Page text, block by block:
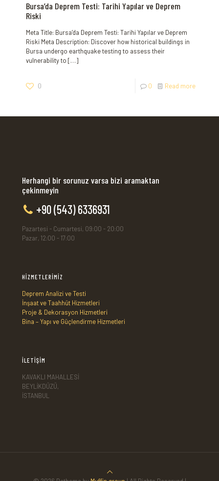
Bursa’da Deprem Testi: Tarihi Yapılar ve Deprem
Riski
Meta Title: Bursa’da Deprem Testi: Tarihi Yapılar ve Deprem
Riski Meta ‍Description: Discover how historical buildings in
Bursa undergo earthquake testing to assess their
vulnerability to‍ […]
0 0 Read more
Herhangi bir sorunuz varsa bizi aramaktan
çekinmeyin
+90 (543) 6336931
Pazartesi - Cumartesi, 09:00 - 20:00
Pazar, 12:00 - 17:00
HİZMETLERİMİZ
Deprem Analizi ve Testi
İnşaat ve Taahhüt Hizmetleri
Proje & Dekorasyon Hizmetleri
Bina – Yapı ve Güçlendirme Hizmetleri
İLETİŞİM
KAVAKLI MAHALLESİ
BEYLİKDÜZÜ,
İSTANBUL